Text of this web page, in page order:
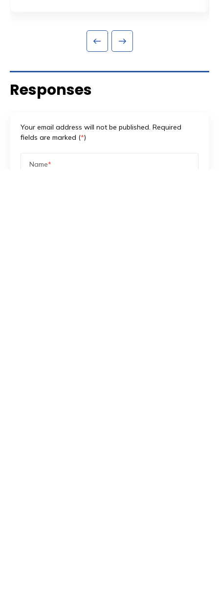
dan perencanaan keamanan yang menyertainya.
Responses
Your email address will not be published. Required
fields are marked (*)
Name*